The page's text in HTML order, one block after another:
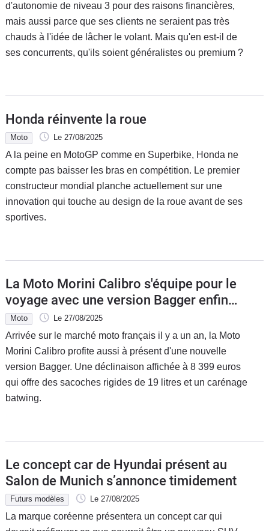
d'autonomie de niveau 3 pour des raisons financières,
mais aussi parce que ses clients ne seraient pas très
chauds à l'idée de lâcher le volant. Mais qu'en est-il de
ses concurrents, qu'ils soient généralistes ou premium ?
Honda réinvente la roue
Moto Le 27/08/2025
A la peine en MotoGP comme en Superbike, Honda ne
compte pas baisser les bras en compétition. Le premier
constructeur mondial planche actuellement sur une
innovation qui touche au design de la roue avant de ses
sportives.
La Moto Morini Calibro s'équipe pour le
voyage avec une version Bagger enfin
disponible
Moto Le 27/08/2025
Arrivée sur le marché moto français il y a un an, la Moto
Morini Calibro profite aussi à présent d'une nouvelle
version Bagger. Une déclinaison affichée à 8 399 euros
qui offre des sacoches rigides de 19 litres et un carénage
batwing.
Le concept car de Hyundai présent au
Salon de Munich s’annonce timidement
Futurs modèles Le 27/08/2025
La marque coréenne présentera un concept car qui